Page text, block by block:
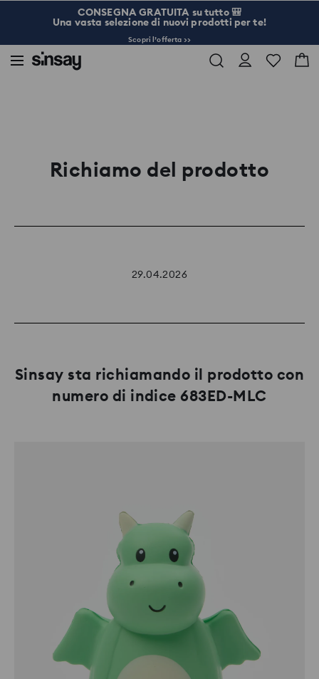
CONSEGNA GRATUITA su tutto 🎒
Una vasta selezione di nuovi prodotti per te!
Scopri l’offerta >>
Richiamo del prodotto
29.04.2026
Sinsay sta richiamando il prodotto con
numero di indice 683ED-MLC